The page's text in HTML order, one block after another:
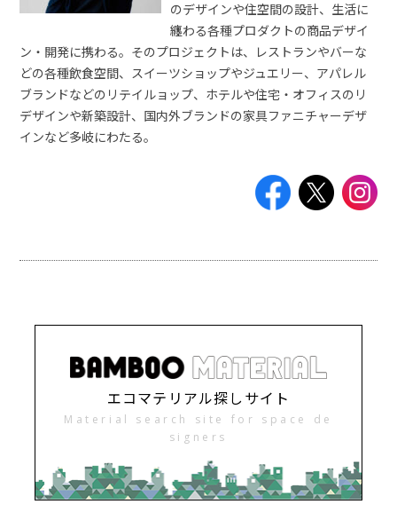
のデザインや住空間の設計、生活に
纏わる各種プロダクトの商品デザイ
ン・開発に携わる。そのプロジェクトは、レストランやバーな
どの各種飲食空間、スイーツショップやジュエリー、アパレル
ブランドなどのリテイルョップ、ホテルや住宅・オフィスのリ
デザインや新築設計、国内外ブランドの家具ファニチャーデザ
インなど多岐にわたる。
エコマテリアル探しサイト
Material search site for space de
signers